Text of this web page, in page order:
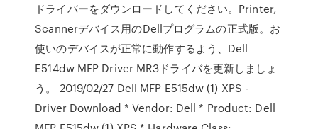
ドライバーをダウンロードしてください。Printer,
Scannerデバイス用のDellプログラムの正式版。お
使いのデバイスが正常に動作するよう、Dell
E514dw MFP Driver MR3ドライバを更新しましょ
う。 2019/02/27 Dell MFP E515dw (1) XPS -
Driver Download * Vendor: Dell * Product: Dell